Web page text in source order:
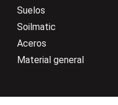
Suelos
Soilmatic
Aceros
Material general